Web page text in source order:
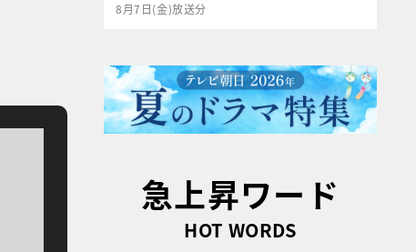
8月7日(金)放送分
急上昇ワード
HOT WORDS